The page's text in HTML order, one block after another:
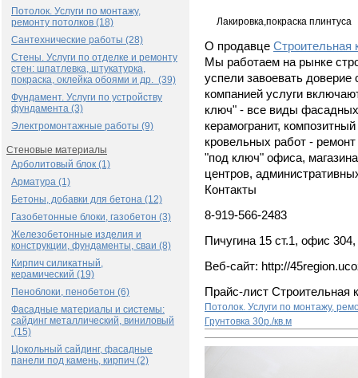
Потолок. Услуги по монтажу,
ремонту потолков (18)
Сантехнические работы (28)
Стены. Услуги по отделке и ремонту
стен: шпатлевка, штукатурка,
покраска, оклейка обоями и др. (39)
Фундамент. Услуги по устройству
фундамента (3)
Электромонтажные работы (9)
Стеновые материалы
Арболитовый блок (1)
Арматура (1)
Бетоны, добавки для бетона (12)
Газобетонные блоки, газобетон (3)
Железобетонные изделия и
конструкции, фундаменты, сваи (8)
Кирпич силикатный,
керамический (19)
Пеноблоки, пенобетон (6)
Фасадные материалы и системы:
сайдинг металлический, виниловый
(15)
Цокольный сайдинг, фасадные
панели под камень, кирпич (2)
Лакировка,покраска плинтуса
О продавце
Мы работаем на рынке
успели завоевать
компанией услуги
ключ" - все виды
керамогранит,
кровельных работ -
"под ключ" офиса,
центров,
Контакты
8-919-566-2483
Пичугина 15 ст.1, офис
Веб-сайт: http://
Прайс-лист
Потолок. Услуги по монтажу,
Грунтовка 30р./кв.м